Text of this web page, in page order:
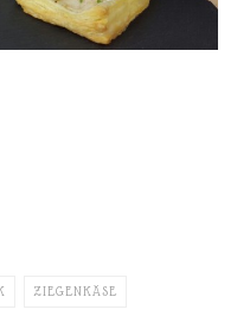
ZIEGENKÄSE